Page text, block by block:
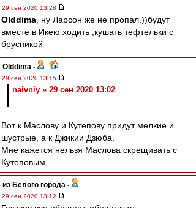
29 сен 2020 13:28
Olddima , ну Ларсон же не пропал.))будут
вместе в Икею ходить ,кушать тефтельки с
брусникой
Olddima -
29 сен 2020 13:15
naivniy » 29 сен 2020 13:02
Вот к Маслову и Кутепову придут мелкие и
шустрые, а к Джикии Дзюба.
Мне кажется нельзя Маслова скрещивать с
Кутеповым.
из Белого города -
29 сен 2020 13:12